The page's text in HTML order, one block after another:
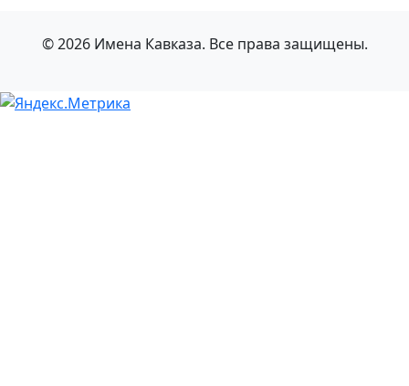
© 2026 Имена Кавказа. Все права защищены.